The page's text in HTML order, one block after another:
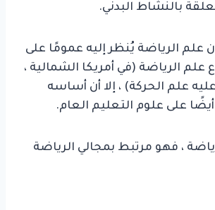
بالنشاط البدني.
علم الرياضة يُنظر إليه عمومًا على
علم الرياضة (في أمريكا الشمالية ،
علم الحركة) ، إلا أن أساسه
على علوم التعليم العام.
، فهو مرتبط بمجالي الرياضة